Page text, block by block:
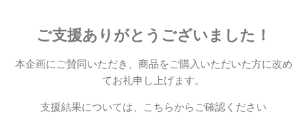
ご支援ありがとうございました！
本企画にご賛同いただき、商品をご購入いただいた方に改め
てお礼申し上げます。
支援結果については、こちらからご確認ください